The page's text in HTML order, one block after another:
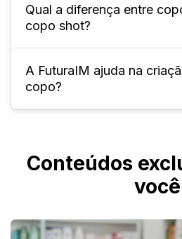
casamentos e ações
Não. Por ser de PS, não é
no freezer nem em lava-
temperaturas extremas
danificar o material.
Qual a diferença entre
copo shot?
O Long Drink é alto,
ml, ideal para coquetéis
baixo, pequeno e
A FuturaIM ajuda na
copo?
IMbatível para criação
a Checagem IMbatível
técnica do arquivo.
Conteúdos
você